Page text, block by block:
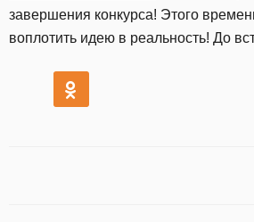
завершения конкурса! Этого
воплотить идею в реальность! До